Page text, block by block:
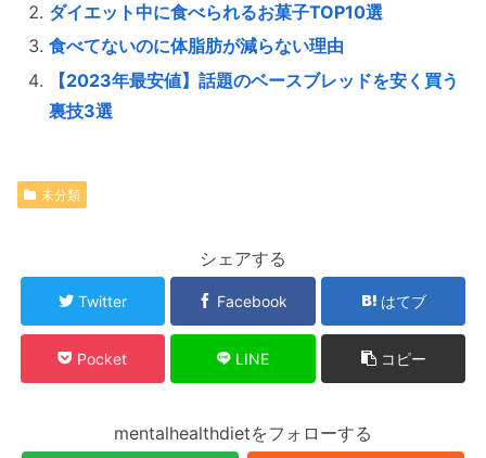
ダイエット中に食べられるお菓子TOP10選
食べてないのに体脂肪が減らない理由
【2023年最安値】話題のベースブレッドを安く買う
裏技3選
未分類
シェアする
Twitter Facebook はてブ
Pocket LINE コピー
mentalhealthdietをフォローする